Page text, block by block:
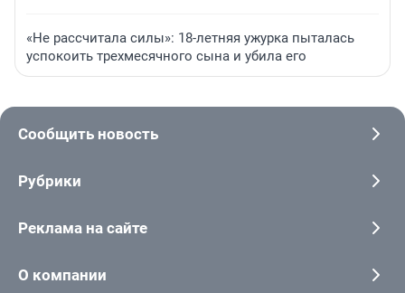
«Не рассчитала силы»: 18-летняя ужурка пыталась
успокоить трехмесячного сына и убила его
Сообщить новость
Рубрики
Реклама на сайте
О компании